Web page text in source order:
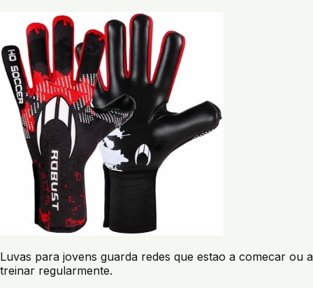
Luvas para jovens guarda redes que estao a comecar ou a
treinar regularmente.